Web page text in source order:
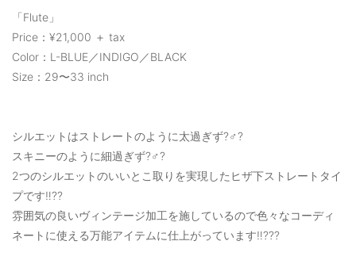
「Flute」
Price：¥21,000 ＋ tax
Color：L-BLUE／INDIGO／BLACK
Size：29〜33 inch
シルエットはストレートのように太過ぎず?‍♂️?
スキニーのように細過ぎず?‍♂️?
2つのシルエットのいいとこ取りを実現したヒザ下ストレートタイ
プです‼️??
雰囲気の良いヴィンテージ加工を施しているので色々なコーディ
ネートに使える万能アイテムに仕上がっています‼️???